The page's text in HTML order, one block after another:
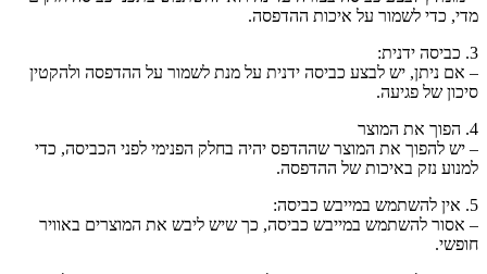
מדי, כדי לשמור על איכות ההדפסה.
3. כביסה ידנית:
– אם ניתן, יש לבצע כביסה ידנית על מנת לשמור על ההדפסה ולהקטין
סיכון של פגיעה.
4. הפוך את המוצר
– יש להפוך את המוצר שההדפס יהיה בחלק הפנימי לפני הכביסה, כדי
למנוע נזק באיכות של ההדפסה.
5. אין להשתמש במייבש כביסה:
– אסור להשתמש במייבש כביסה, כך שיש ליבש את המוצרים באוויר
חופשי.